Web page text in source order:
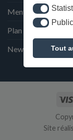
Publicité
Tout
Mentions Légales
Plan du site
Newsletter de la
Site